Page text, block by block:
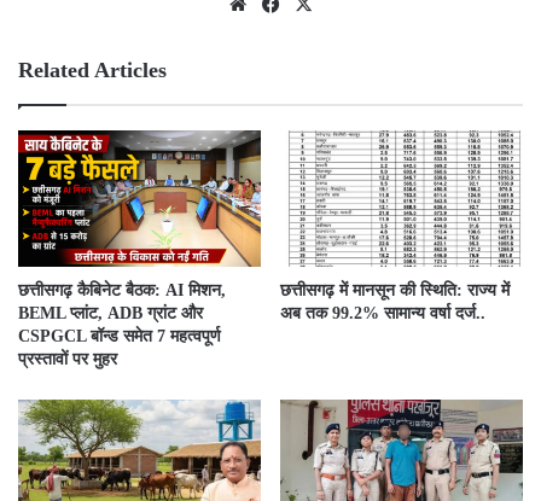
We
Fac
Related Articles
छत्तीसगढ़ कैबिनेट बैठक: AI मिशन,
BEML प्लांट, ADB ग्रांट और
CSPGCL बॉन्ड समेत 7 महत्वपूर्ण
प्रस्तावों पर मुहर
छत्तीसगढ़ में मानसून की स्थिति: राज्य में
अब तक 99.2% सामान्य वर्षा दर्ज..